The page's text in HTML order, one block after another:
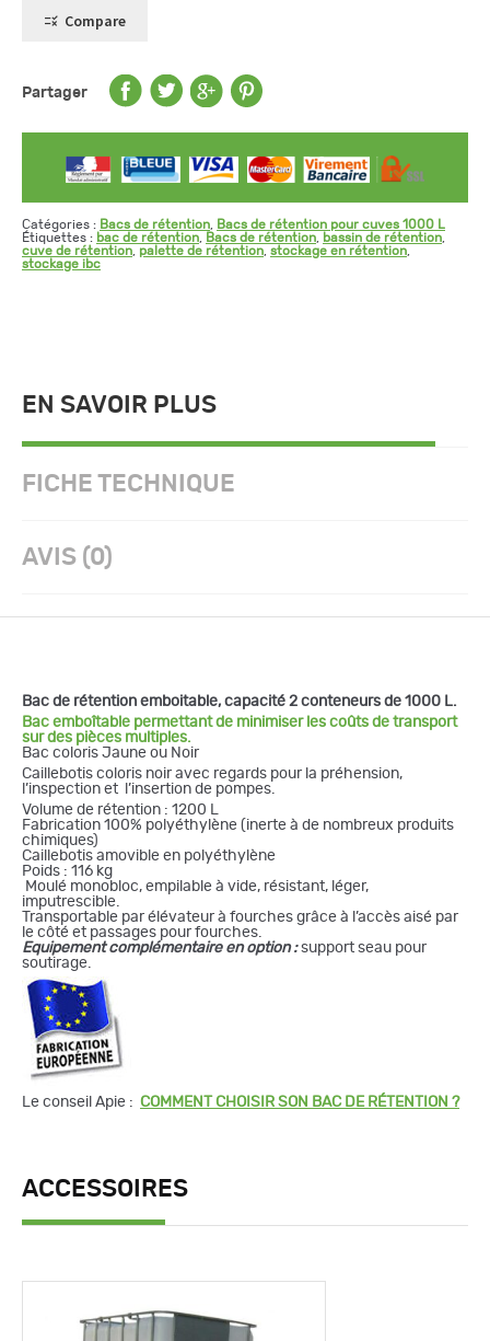
Compare
Partager
Catégories : Bacs de rétention
Bacs de rétention pour cuves 1000 L
Étiquettes : bac de rétention Bacs de rétention bassin de rétention
cuve de rétention palette de rétention stockage en rétention
stockage ibc
EN SAVOIR PLUS
FICHE TECHNIQUE
AVIS (0)
Bac de rétention emboitable, capacité 2 conteneurs de 1000 L.
Bac emboîtable permettant de minimiser les coûts de transport
sur des pièces multiples.
Bac coloris Jaune ou Noir
Caillebotis coloris noir avec regards pour la préhension,
l’inspection et l’insertion de pompes.
Volume de rétention : 1200 L
Fabrication 100% polyéthylène (inerte à de nombreux produits
chimiques)
Caillebotis amovible en polyéthylène
Poids : 116 kg
Moulé monobloc, empilable à vide, résistant, léger,
imputrescible.
Transportable par élévateur à fourches grâce à l’accès aisé par
le côté et passages pour fourches.
Equipement complémentaire en option :support seau pour
soutirage.
Le conseil Apie : COMMENT CHOISIR SON BAC DE RÉTENTION ?
ACCESSOIRES